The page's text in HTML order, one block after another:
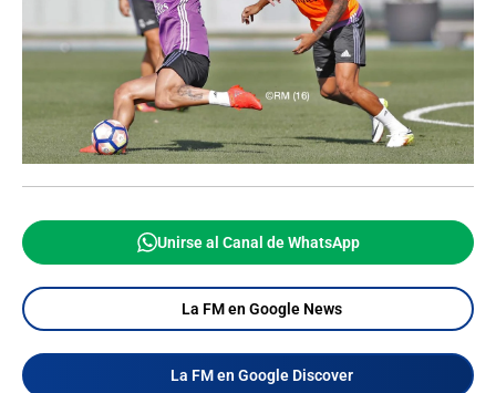
Unirse al Canal de WhatsApp
La FM en Google News
La FM en Google Discover